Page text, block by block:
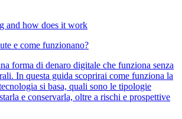
e come funzionano?
forma di denaro digitale che funziona senza
In questa guida scoprirai come funziona la
si basa, quali sono le tipologie
e conservarla, oltre a rischi e prospettive